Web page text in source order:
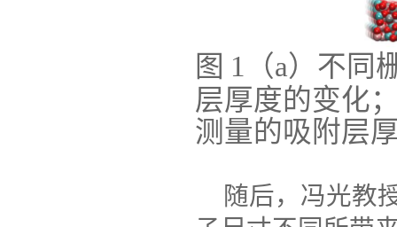
图 1 （a）不同
层厚度的变化
测量的吸附层
随后，冯光教